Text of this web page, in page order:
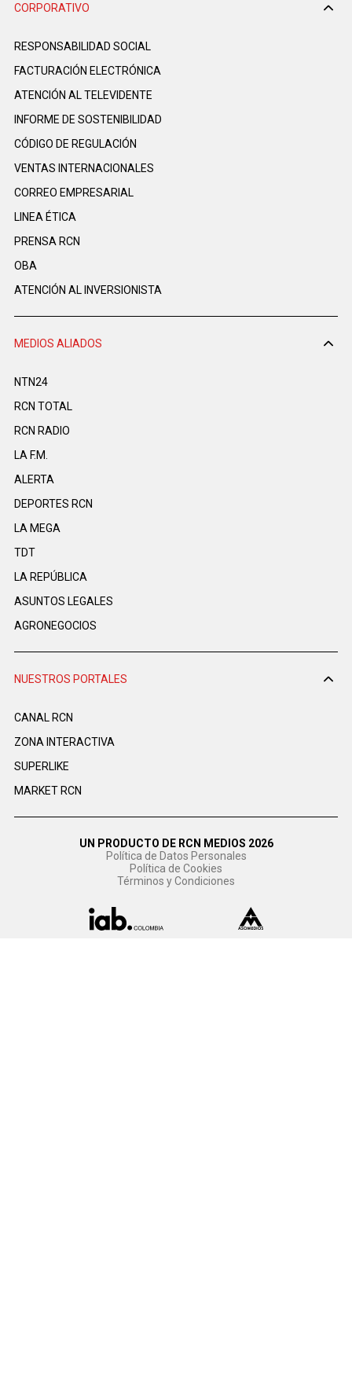
CORPORATIVO
RESPONSABILIDAD SOCIAL
FACTURACIÓN ELECTRÓNICA
ATENCIÓN AL TELEVIDENTE
INFORME DE SOSTENIBILIDAD
CÓDIGO DE REGULACIÓN
VENTAS INTERNACIONALES
CORREO EMPRESARIAL
LINEA ÉTICA
PRENSA RCN
OBA
ATENCIÓN AL INVERSIONISTA
MEDIOS ALIADOS
NTN24
RCN TOTAL
RCN RADIO
LA F.M.
ALERTA
DEPORTES RCN
LA MEGA
TDT
LA REPÚBLICA
ASUNTOS LEGALES
AGRONEGOCIOS
NUESTROS PORTALES
CANAL RCN
ZONA INTERACTIVA
SUPERLIKE
MARKET RCN
UN PRODUCTO DE RCN MEDIOS 2026
Política de Datos Personales
Política de Cookies
Términos y Condiciones